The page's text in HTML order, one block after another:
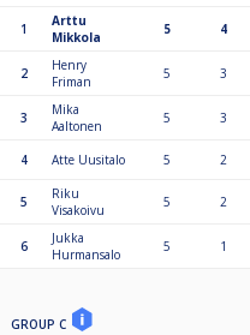
1
Arttu
Mikkola
5 4
2
Henry
Friman
5 3
3
Mika
Aaltonen
5 3
4 Atte Uusitalo 5 2
5
Riku
Visakoivu
5 2
6
Jukka
Hurmansalo
5 1
GROUP C